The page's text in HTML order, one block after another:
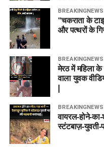
BREAKINGNEWS
“चकराता के
और पत्थरों के
BREAKINGNEWS
मेरठ में महिला
वाला युवक
BREAKINGNEWS
वायरल-होने-
स्टंटबाज़-युवती-